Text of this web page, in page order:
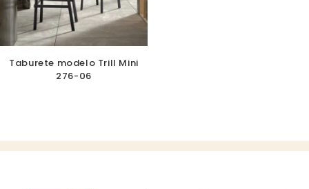
Taburete modelo Trill Mini
276-06